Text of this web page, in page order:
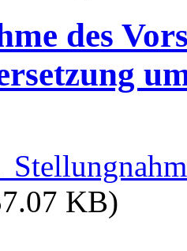
des
KB)